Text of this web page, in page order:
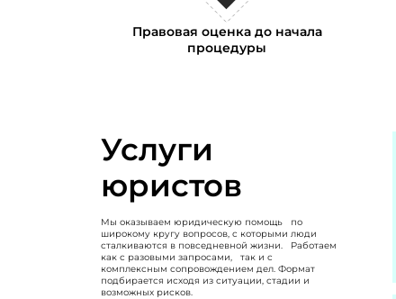
Правовая оценка до начала
процедуры
Услуги
юристов
Мы оказываем юридическую помощь по
широкому кругу вопросов, с которыми люди
сталкиваются в повседневной жизни. Работаем
как с разовыми запросами, так и с
комплексным сопровождением дел. Формат
подбирается исходя из ситуации, стадии и
возможных рисков.